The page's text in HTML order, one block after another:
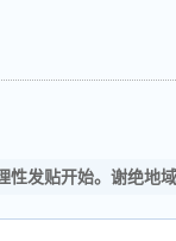
性发贴开始。谢绝地